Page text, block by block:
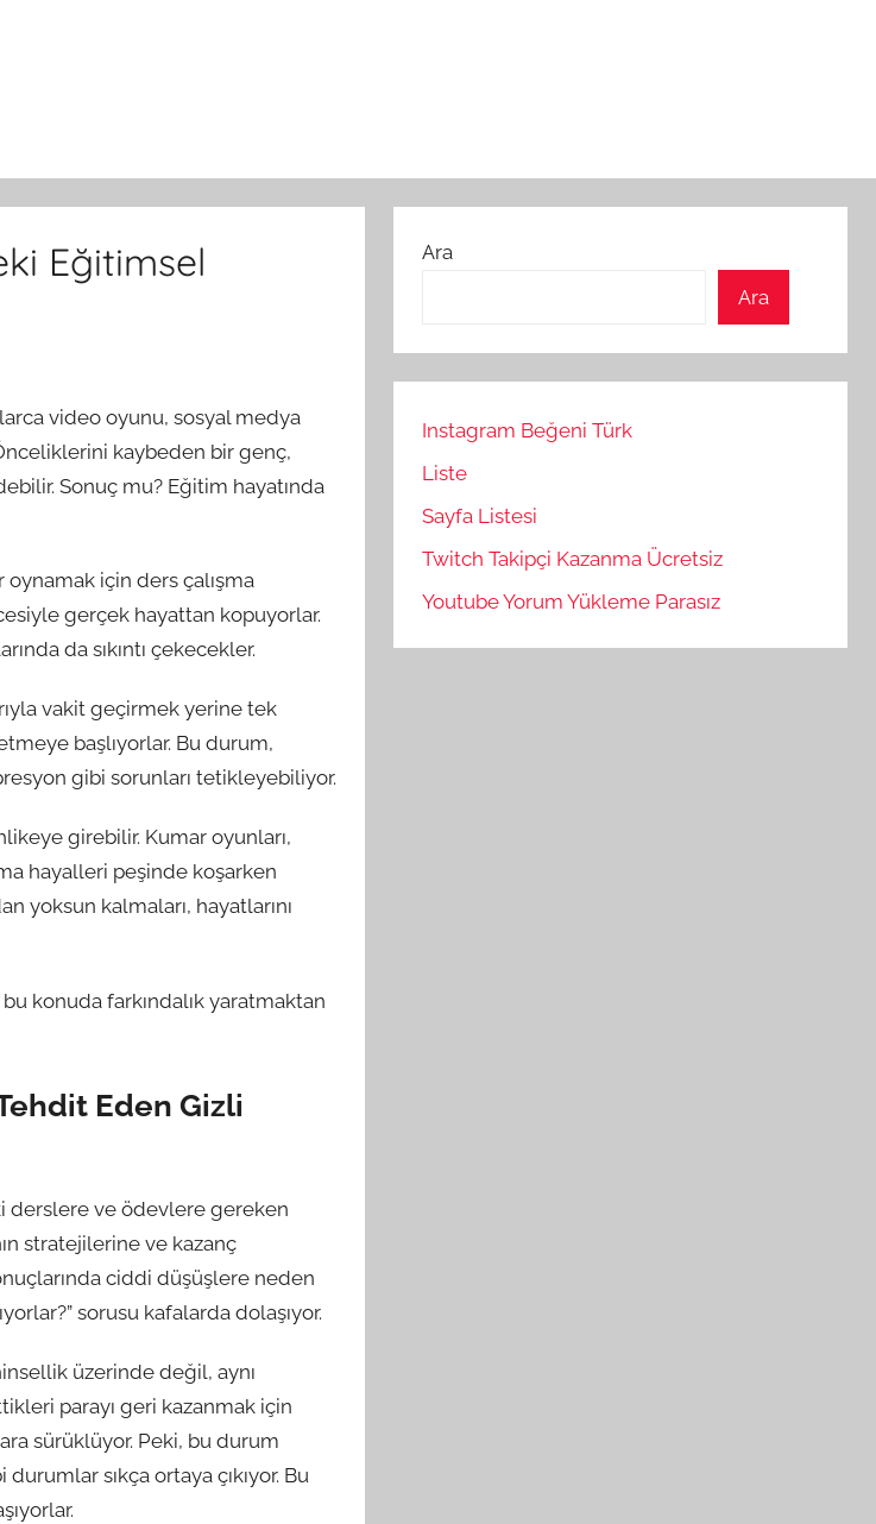
Eğitimsel
video oyunu, sosyal medya
kaybeden bir genç,
Sonuç mu? Eğitim hayatında
için ders çalışma
gerçek hayattan kopuyorlar.
da sıkıntı çekecekler.
vakit geçirmek yerine tek
başlıyorlar. Bu durum,
gibi sorunları tetikleyebiliyor.
girebilir. Kumar oyunları,
hayalleri peşinde koşarken
yoksun kalmaları, hayatlarını
konuda farkındalık yaratmaktan
Eden Gizli
derslere ve ödevlere gereken
stratejilerine ve kazanç
ciddi düşüşlere neden
sorusu kafalarda dolaşıyor.
üzerinde değil, aynı
parayı geri kazanmak için
sürüklüyor. Peki, bu durum
sıkça ortaya çıkıyor. Bu
Ara
Ara
Instagram Beğeni Türk
Liste
Sayfa Listesi
Twitch Takipçi Kazanma Ücretsiz
Youtube Yorum Yükleme Parasız